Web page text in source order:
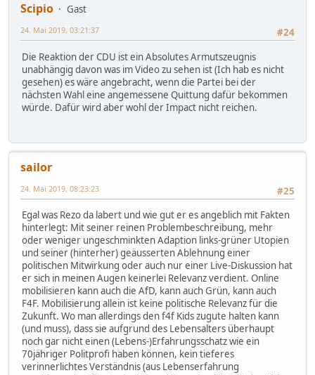
Scipio
Gast
#24
24. Mai 2019, 03:21:37
Die Reaktion der CDU ist ein Absolutes Armutszeugnis
unabhängig davon was im Video zu sehen ist (Ich hab es nicht
gesehen) es wäre angebracht, wenn die Partei bei der
nächsten Wahl eine angemessene Quittung dafür bekommen
würde. Dafür wird aber wohl der Impact nicht reichen.
sailor
#25
24. Mai 2019, 08:23:23
Egal was Rezo da labert und wie gut er es angeblich mit Fakten
hinterlegt: Mit seiner reinen Problembeschreibung, mehr
oder weniger ungeschminkten Adaption links-grüner Utopien
und seiner (hinterher) geäusserten Ablehnung einer
politischen Mitwirkung oder auch nur einer Live-Diskussion hat
er sich in meinen Augen keinerlei Relevanz verdient. Online
mobilisieren kann auch die AfD, kann auch Grün, kann auch
F4F. Mobilisierung allein ist keine politische Relevanz für die
Zukunft. Wo man allerdings den f4f Kids zugute halten kann
(und muss), dass sie aufgrund des Lebensalters überhaupt
noch gar nicht einen (Lebens-)Erfahrungsschatz wie ein
70jähriger Politprofi haben können, kein tieferes
verinnerlichtes Verständnis (aus Lebenserfahrung